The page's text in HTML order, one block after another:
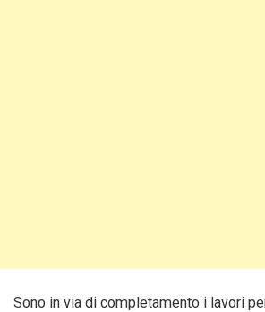
Sono in via di completamento i lavori